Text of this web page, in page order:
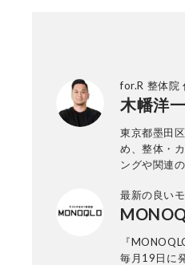
for.R 整体院
木幡洋
東京都墨田
め、整体・
ングや関連
最新の良い
『
毎月19日に